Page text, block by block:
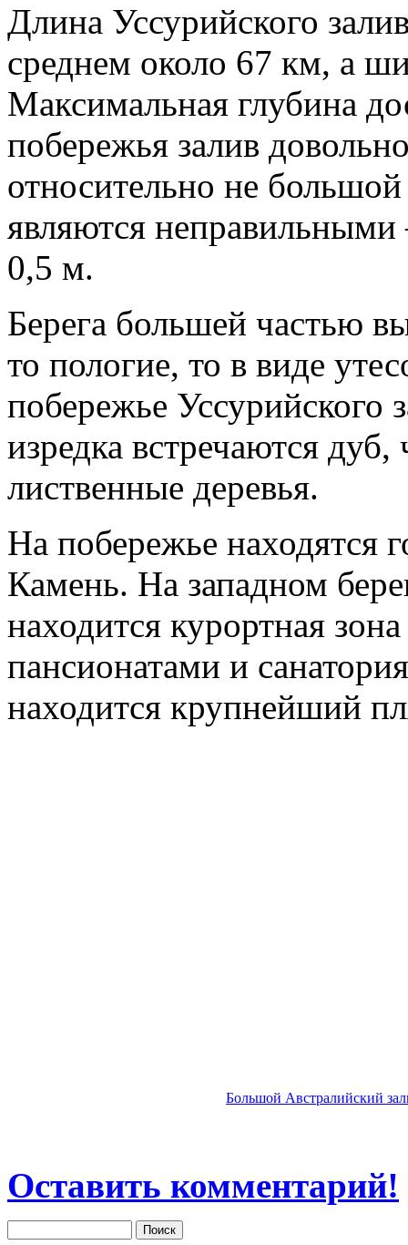
Длина Уссурийского
среднем около 67 км, а
Максимальная глубина
побережья залив
относительно не
являются
0,5 м.
Берега большей частью
то пологие, то в виде
побережье Уссурийского
изредка встречаются дуб,
лиственные деревья.
На побережье находятся
Камень. На западном
находится курортная
пансионатами и
находится крупнейший
Большой Австралийский
Оставить комментарий!